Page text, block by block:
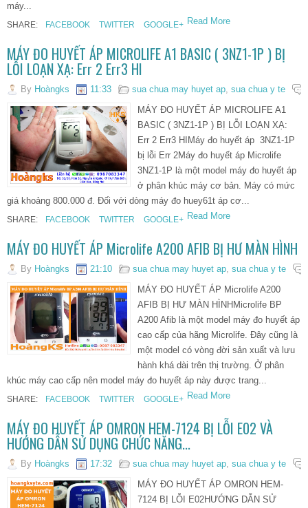
máy...
SHARE: FACEBOOK TWITTER GOOGLE+ Read More
MÁY ĐO HUYẾT ÁP MICROLIFE A1 BASIC ( 3NZ1-1P ) BỊ
LỖI LOẠN XẠ: Err 2 Err3 HI
By Hoàngks 11:33 sua chua may huyet ap sua chua y te
MÁY ĐO HUYẾT ÁP MICROLIFE A1
BASIC ( 3NZ1-1P ) BỊ LỖI LOẠN XẠ:
Err 2 Err3 HIMáy đo huyết áp 3NZ1-1P
bị lỗi Err 2Máy đo huyết áp Microlife
3NZ1-1P là một model máy đo huyết áp
ở phân khúc máy cơ bản. Máy có mức
giá khoảng 800.000 đ. Đối với dòng máy đo huey61t áp cơ...
SHARE: FACEBOOK TWITTER GOOGLE+ Read More
MÁY ĐO HUYẾT ÁP Microlife A200 AFIB BỊ HƯ MÀN HÌNH
By Hoàngks 21:10 sua chua may huyet ap sua chua y te
MÁY ĐO HUYẾT ÁP Microlife A200
AFIB BỊ HƯ MÀN HÌNHMicrolife BP
A200 Afib là một model máy đo huyết áp
cao cấp của hãng Microlife. Đây cũng là
một model có vòng đời sản xuất và lưu
hành khá dài trên thị trường. Ở phân
khúc máy cao cấp nên model máy đo huyết áp này được trang...
SHARE: FACEBOOK TWITTER GOOGLE+ Read More
MÁY ĐO HUYẾT ÁP OMRON HEM-7124 BỊ LỖI E02 VÀ
HƯỚNG DẪN SỬ DỤNG CHỨC NĂNG...
By Hoàngks 17:32 sua chua may huyet ap sua chua y te
MÁY ĐO HUYẾT ÁP OMRON HEM-
7124 BỊ LỖI E02HƯỚNG DẪN SỬ